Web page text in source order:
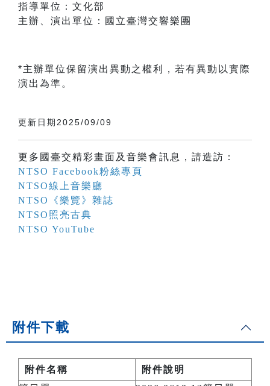
指導單位：文化部
主辦、演出單位：國立臺灣交響樂團
*主辦單位保留演出異動之權利，若有異動以實際
演出為準。
更新日期2025/09/09
更多國臺交精彩畫面及音樂會訊息，請造訪：
NTSO Facebook粉絲專頁
NTSO線上音樂廳
NTSO《樂覽》雜誌
NTSO照亮古典
NTSO YouTube
附件下載
附件名稱
附件說明